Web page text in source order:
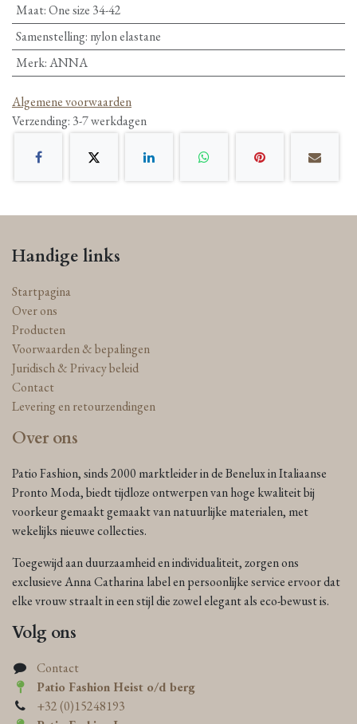
Maat:One size 34-42
Samenstelling: nylon elastane
Merk:ANNA
Algemene voorwaarden
Verzending: 3-7 werkdagen
Handige links
Startpagina
Over ons
Producten
Voorwaarden & bepalingen
Juridisch & Privacy beleid
Contact
Levering en retourzendingen
Over ons
Patio Fashion, sinds 2000 marktleider in de Benelux in Italiaanse
Pronto Moda, biedt tijdloze ontwerpen van hoge kwaliteit bij
voorkeur gemaakt gemaakt van natuurlijke materialen, met
wekelijks nieuwe collecties.
Toegewijd aan duurzaamheid en individualiteit, zorgen ons
exclusieve Anna Catharina label en persoonlijke service ervoor dat
elke vrouw straalt in een stijl die zowel elegant als eco-bewust is.
Volg ons
Contact
Patio Fashion Heist o/d berg
+32 (0)15248193